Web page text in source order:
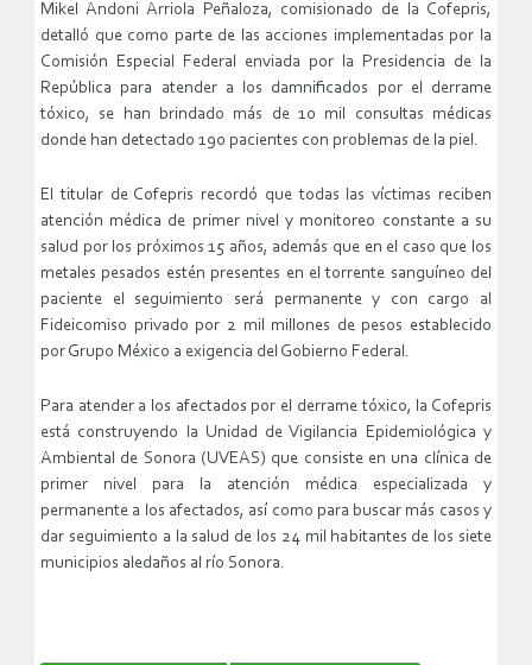
Mikel Andoni Arriola Peñaloza, comisionado de la Cofepris,
detalló que como parte de las acciones implementadas por la
Comisión Especial Federal enviada por la Presidencia de la
República para atender a los damnificados por el derrame
tóxico, se han brindado más de 10 mil consultas médicas
donde han detectado 190 pacientes con problemas de la piel.
El titular de Cofepris recordó que todas las víctimas reciben
atención médica de primer nivel y monitoreo constante a su
salud por los próximos 15 años, además que en el caso que los
metales pesados estén presentes en el torrente sanguíneo del
paciente el seguimiento será permanente y con cargo al
Fideicomiso privado por 2 mil millones de pesos establecido
por Grupo México a exigencia del Gobierno Federal.
Para atender a los afectados por el derrame tóxico, la Cofepris
está construyendo la Unidad de Vigilancia Epidemiológica y
Ambiental de Sonora (UVEAS) que consiste en una clínica de
primer nivel para la atención médica especializada y
permanente a los afectados, así como para buscar más casos y
dar seguimiento a la salud de los 24 mil habitantes de los siete
municipios aledaños al río Sonora.